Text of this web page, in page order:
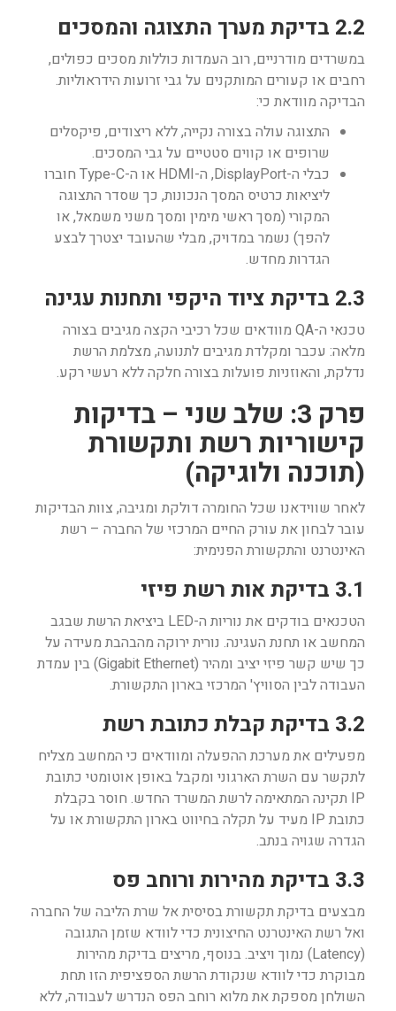
2.2 בדיקת מערך התצוגה והמסכים
במשרדים מודרניים, רוב העמדות כוללות מסכים כפולים,
רחבים או קעורים המותקנים על גבי זרועות הידראוליות.
הבדיקה מוודאת כי:
התצוגה עולה בצורה נקייה, ללא ריצודים, פיקסלים
שרופים או קווים סטטיים על גבי המסכים.
כבלי ה-DisplayPort, ה-HDMI או ה-Type-C חוברו
ליציאות כרטיס המסך הנכונות, כך שסדר התצוגה
המקורי (מסך ראשי מימין ומסך משני משמאל, או
להפך) נשמר במדויק, מבלי שהעובד יצטרך לבצע
הגדרות מחדש.
2.3 בדיקת ציוד היקפי ותחנות עגינה
טכנאי ה-QA מוודאים שכל רכיבי הקצה מגיבים בצורה
מלאה: עכבר ומקלדת מגיבים לתנועה, מצלמת הרשת
נדלקת, והאוזניות פועלות בצורה חלקה ללא רעשי רקע.
פרק 3: שלב שני – בדיקות
קישוריות רשת ותקשורת
(תוכנה ולוגיקה)
לאחר שווידאנו שכל החומרה דולקת ומגיבה, צוות הבדיקות
עובר לבחון את עורק החיים המרכזי של החברה – רשת
האינטרנט והתקשורת הפנימית:
3.1 בדיקת אות רשת פיזי
הטכנאים בודקים את נוריות ה-LED ביציאת הרשת שבגב
המחשב או תחנת העגינה. נורית ירוקה מהבהבת מעידה על
כך שיש קשר פיזי יציב ומהיר (Gigabit Ethernet) בין עמדת
העבודה לבין הסוויץ' המרכזי בארון התקשורת.
3.2 בדיקת קבלת כתובת רשת
מפעילים את מערכת ההפעלה ומוודאים כי המחשב מצליח
לתקשר עם השרת הארגוני ומקבל באופן אוטומטי כתובת
IP תקינה המתאימה לרשת המשרד החדש. חוסר בקבלת
כתובת IP מעיד על תקלה בחיווט בארון התקשורת או על
הגדרה שגויה בנתב.
3.3 בדיקת מהירות ורוחב פס
מבצעים בדיקת תקשורת בסיסית אל שרת הליבה של החברה
ואל רשת האינטרנט החיצונית כדי לוודא שזמן התגובה
(Latency) נמוך ויציב. בנוסף, מריצים בדיקת מהירות
מבוקרת כדי לוודא שנקודת הרשת הספציפית הזו תחת
השולחן מספקת את מלוא רוחב הפס הנדרש לעבודה, ללא